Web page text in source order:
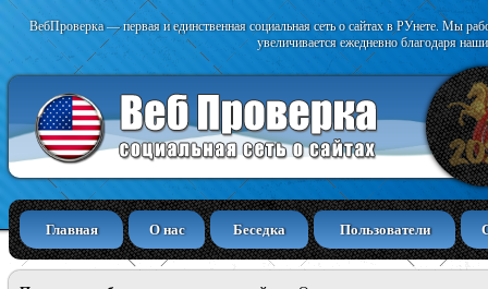
ВебПроверка — первая и единственная социальная сеть о сайтах в РУнете. Мы
увеличивается ежедневно благодаря
Главная О нас Беседка Пользователи